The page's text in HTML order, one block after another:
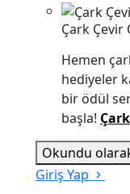
Çark Çevir
Hemen
hediyeler
bir ödül
başla!
Okundu
Giriş Yap